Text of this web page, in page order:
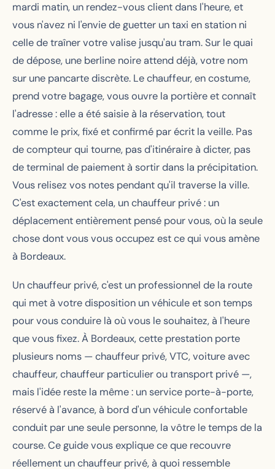
mardi matin, un rendez-vous client dans l'heure, et
vous n'avez ni l'envie de guetter un taxi en station ni
celle de traîner votre valise jusqu'au tram. Sur le quai
de dépose, une berline noire attend déjà, votre nom
sur une pancarte discrète. Le chauffeur, en costume,
prend votre bagage, vous ouvre la portière et connaît
l'adresse : elle a été saisie à la réservation, tout
comme le prix, fixé et confirmé par écrit la veille. Pas
de compteur qui tourne, pas d'itinéraire à dicter, pas
de terminal de paiement à sortir dans la précipitation.
Vous relisez vos notes pendant qu'il traverse la ville.
C'est exactement cela, un chauffeur privé : un
déplacement entièrement pensé pour vous, où la seule
chose dont vous vous occupez est ce qui vous amène
à Bordeaux.
Un chauffeur privé, c'est un professionnel de la route
qui met à votre disposition un véhicule et son temps
pour vous conduire là où vous le souhaitez, à l'heure
que vous fixez. À Bordeaux, cette prestation porte
plusieurs noms — chauffeur privé, VTC, voiture avec
chauffeur, chauffeur particulier ou transport privé —,
mais l'idée reste la même : un service porte-à-porte,
réservé à l'avance, à bord d'un véhicule confortable
conduit par une seule personne, la vôtre le temps de la
course. Ce guide vous explique ce que recouvre
réellement un chauffeur privé, à quoi ressemble